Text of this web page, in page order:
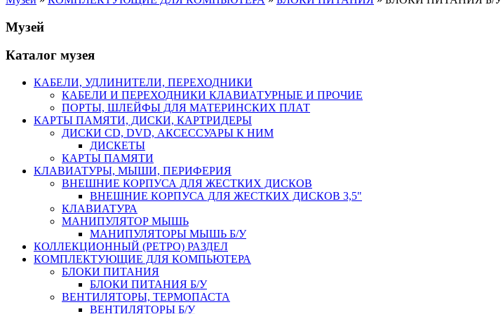
Музей
Каталог музея
КАБЕЛИ, УДЛИНИТЕЛИ, ПЕРЕХОДНИКИ
КАБЕЛИ И ПЕРЕХОДНИКИ КЛАВИАТУРНЫЕ И ПРОЧИЕ
ПОРТЫ, ШЛЕЙФЫ ДЛЯ МАТЕРИНСКИХ ПЛАТ
КАРТЫ ПАМЯТИ, ДИСКИ, КАРТРИДЕРЫ
ДИСКИ CD, DVD, АКСЕССУАРЫ К НИМ
ДИСКЕТЫ
КАРТЫ ПАМЯТИ
КЛАВИАТУРЫ, МЫШИ, ПЕРИФЕРИЯ
ВНЕШНИЕ КОРПУСА ДЛЯ ЖЕСТКИХ ДИСКОВ
ВНЕШНИЕ КОРПУСА ДЛЯ ЖЕСТКИХ ДИСКОВ 3,5"
КЛАВИАТУРА
МАНИПУЛЯТОР МЫШЬ
МАНИПУЛЯТОРЫ МЫШЬ Б/У
КОЛЛЕКЦИОННЫЙ (РЕТРО) РАЗДЕЛ
КОМПЛЕКТУЮЩИЕ ДЛЯ КОМПЬЮТЕРА
БЛОКИ ПИТАНИЯ
БЛОКИ ПИТАНИЯ Б/У
ВЕНТИЛЯТОРЫ, ТЕРМОПАСТА
ВЕНТИЛЯТОРЫ Б/У